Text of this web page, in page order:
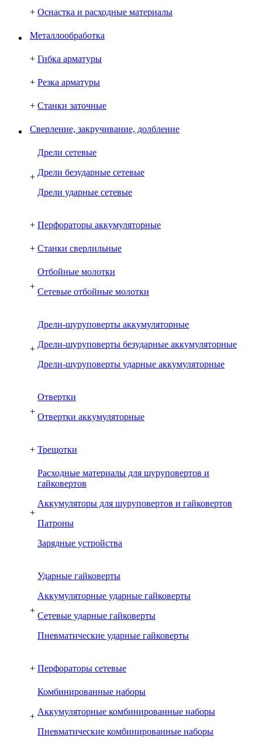
+ Оснастка и расходные материалы
Металлообработка
+ Гибка арматуры
+ Резка арматуры
+ Станки заточные
Сверление, закручивание, долбление
+
Дрели сетевые
Дрели безударные сетевые
Дрели ударные сетевые
+ Перфораторы аккумуляторные
+ Станки сверлильные
+
Отбойные молотки
Сетевые отбойные молотки
+
Дрели-шуруповерты аккумуляторные
Дрели-шуруповерты безударные аккумуляторные
Дрели-шуруповерты ударные аккумуляторные
+
Отвертки
Отвертки аккумуляторные
+ Трещотки
+
Расходные материалы для шуруповертов и
гайковертов
Аккумуляторы для шуруповертов и гайковертов
Патроны
Зарядные устройства
+
Ударные гайковерты
Аккумуляторные ударные гайковерты
Сетевые ударные гайковерты
Пневматические ударные гайковерты
+ Перфораторы сетевые
+
Комбинированные наборы
Аккумуляторные комбинированные наборы
Пневматические комбинированные наборы